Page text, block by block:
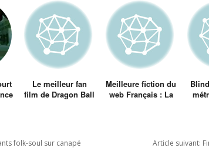
Le meilleur fan
film de Dragon Ball
Meilleure fiction du
web Français : La
folk-soul sur canapé Article suivant: